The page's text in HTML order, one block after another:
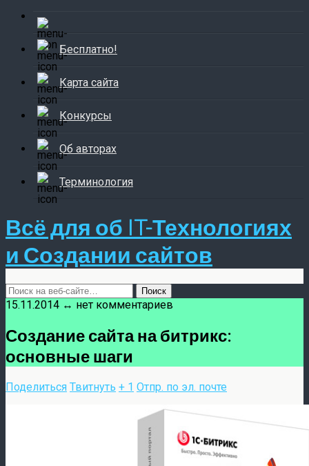
Бесплатно!
Карта сайта
Конкурсы
Об авторах
Терминология
Всё для об IT-Технологиях
и Создании сайтов
15.11.2014 ↔ нет комментариев
Создание сайта на битрикс:
основные шаги
Поделиться Твитнуть + 1 Отпр. по эл. почте